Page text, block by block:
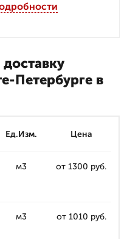
Петербурге в
Ед.Изм. Цена
м3 от 1300 руб.
м3 от 1010 руб.